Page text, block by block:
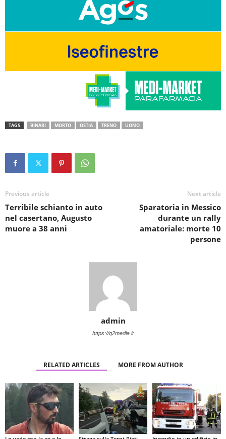
TAGS BINARI MORTO OSTIA TRENO UOMO
Previous article
Terribile schianto in auto
nel casertano, Augusto
muore a 38 anni
Next article
Sparatoria in Messico
durante un rally
amatoriale: morte 10
persone
admin
https://g2media.it
RELATED ARTICLES MORE FROM AUTHOR